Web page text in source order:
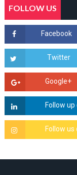
FOLLOW US